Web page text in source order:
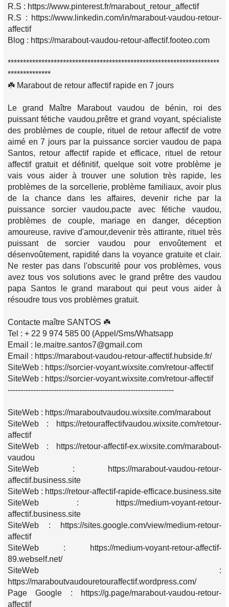
R.S : https://www.pinterest.fr/marabout_retour_affectif
R.S : https://www.linkedin.com/in/marabout-vaudou-retour-
affectif
Blog : https://marabout-vaudou-retour-affectif.footeo.com
*********************************************************************
**************
☘️ Marabout de retour affectif rapide en 7 jours
Le grand Maître Marabout vaudou de bénin, roi des
puissant fétiche vaudou,prêtre et grand voyant, spécialiste
des problèmes de couple, rituel de retour affectif de votre
aimé en 7 jours par la puissance sorcier vaudou de papa
Santos, retour affectif rapide et efficace, rituel de retour
affectif gratuit et définitif, quelque soit votre problème je
vais vous aider à trouver une solution très rapide, les
problèmes de la sorcellerie, problème familiaux, avoir plus
de la chance dans les affaires, devenir riche par la
puissance sorcier vaudou,pacte avec fétiche vaudou,
problèmes de couple, mariage en danger, déception
amoureuse, ravive d'amour,devenir très attirante, rituel très
puissant de sorcier vaudou pour envoûtement et
désenvoûtement, rapidité dans la voyance gratuite et clair.
Ne rester pas dans l'obscurité pour vos problèmes, vous
avez tous vos solutions avec le grand prêtre des vaudou
papa Santos le grand marabout qui peut vous aider à
résoudre tous vos problèmes gratuit.
Contacte maître SANTOS ☘️
Tel : + 22 9 974 585 00 (Appel/Sms/Whatsapp
Email : le.maitre.santos7@gmail.com
Email : https://marabout-vaudou-retour-affectif.hubside.fr/
SiteWeb : https://sorcier-voyant.wixsite.com/retour-affectif
SiteWeb : https://sorcier-voyant.wixsite.com/retour-affectif
-----------------------------------------------------------------
SiteWeb : https://maraboutvaudou.wixsite.com/marabout
SiteWeb : https://retouraffectifvaudou.wixsite.com/retour-
affectif
SiteWeb : https://retour-affectif-ex.wixsite.com/marabout-
vaudou
SiteWeb : https://marabout-vaudou-retour-
affectif.business.site
SiteWeb : https://retour-affectif-rapide-efficace.business.site
SiteWeb : https://medium-voyant-retour-
affectif.business.site
SiteWeb : https://sites.google.com/view/medium-retour-
affectif
SiteWeb : https://medium-voyant-retour-affectif-
89.webself.net/
SiteWeb :
https://maraboutvaudouretouraffectif.wordpress.com/
Page Google : https://g.page/marabout-vaudou-retour-
affectif